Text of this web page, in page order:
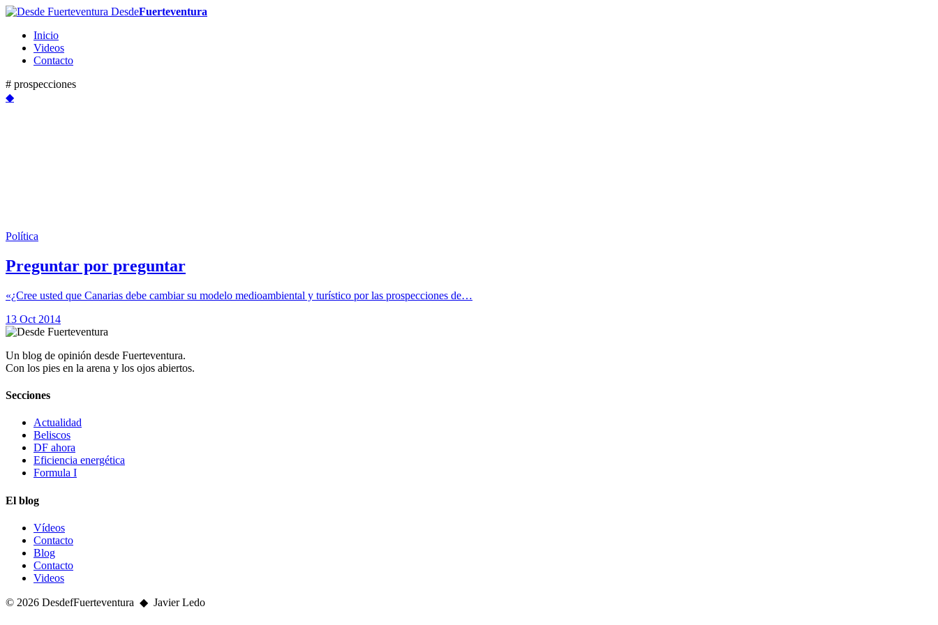
DesdeFuerteventura
Inicio
Videos
Contacto
# prospecciones
◆
Política
Preguntar por preguntar
«¿Cree usted que Canarias debe cambiar su modelo medioambiental y turístico por las prospecciones de…
13 Oct 2014
Un blog de opinión desde Fuerteventura.
Con los pies en la arena y los ojos abiertos.
Secciones
Actualidad
Beliscos
DF ahora
Eficiencia energética
Formula I
El blog
Vídeos
Contacto
Blog
Contacto
Videos
© 2026 DesdefFuerteventura ◆ Javier Ledo